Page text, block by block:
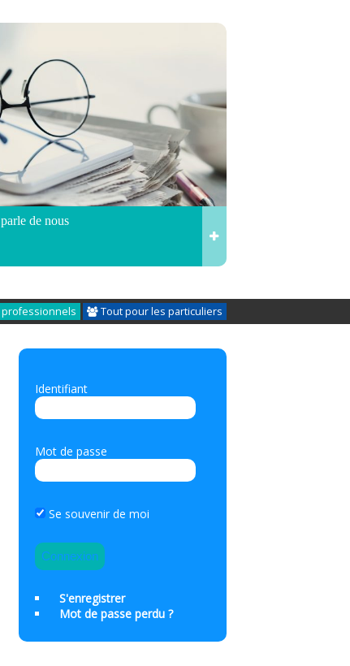
de nous
Tout pour les particuliers
Identifiant
Mot de passe
Se souvenir de moi
S'enregistrer
Mot de passe perdu ?